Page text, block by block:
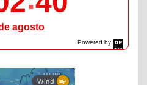
Powered by
DaysPedia.com
agosto